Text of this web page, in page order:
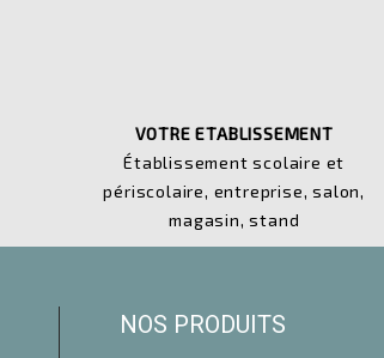
VOTRE ETABLISSEMENT
Établissement scolaire et
périscolaire, entreprise, salon,
magasin, stand
NOS PRODUITS